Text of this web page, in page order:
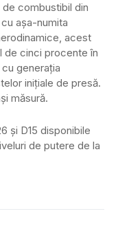
combustibil din
așa-numita
acest
de cinci procente în
generația
inițiale de presă.
măsură.
și D15 disponibile
de putere de la